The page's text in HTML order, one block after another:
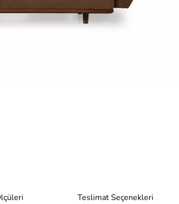
Teslimat Seçenekleri